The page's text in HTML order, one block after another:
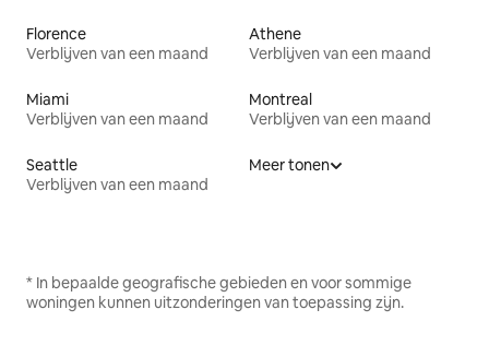
Florence
Verblijven van een maand
Athene
Verblijven van een maand
Miami
Verblijven van een maand
Montreal
Verblijven van een maand
Seattle
Verblijven van een maand
Meer tonen
* In bepaalde geografische gebieden en voor sommige
woningen kunnen uitzonderingen van toepassing zijn.